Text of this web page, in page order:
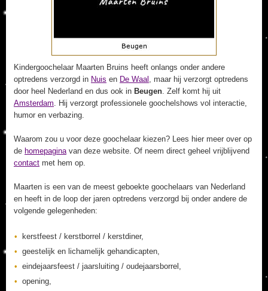
Kindergoochelaar Maarten Bruins heeft onlangs onder andere
optredens verzorgd in Nuis en De Waal , maar hij verzorgt optredens
door heel Nederland en dus ook in Beugen. Zelf komt hij uit
Amsterdam. Hij verzorgt professionele goochelshows vol interactie,
humor en verbazing.
Waarom zou u voor deze goochelaar kiezen? Lees hier meer over op
de homepaginavan deze website. Of neem direct geheel vrijblijvend
contact met hem op.
Maarten is een van de meest geboekte goochelaars van Nederland
en heeft in de loop der jaren optredens verzorgd bij onder andere de
volgende gelegenheden:
kerstfeest / kerstborrel / kerstdiner,
geestelijk en lichamelijk gehandicapten,
eindejaarsfeest / jaarsluiting / oudejaarsborrel,
opening,